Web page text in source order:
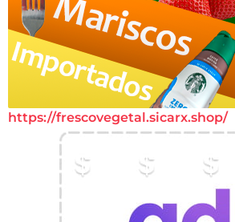
https://frescovegetal.sicarx.shop/